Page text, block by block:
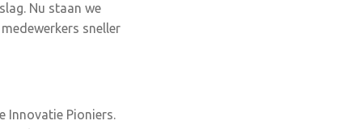
Nu staan we
sneller
Innovatie Pioniers.